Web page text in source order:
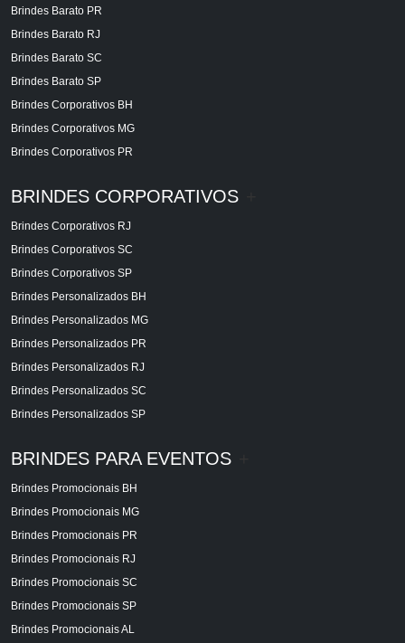
Brindes Barato PR
Brindes Barato RJ
Brindes Barato SC
Brindes Barato SP
Brindes Corporativos BH
Brindes Corporativos MG
Brindes Corporativos PR
BRINDES CORPORATIVOS
Brindes Corporativos RJ
Brindes Corporativos SC
Brindes Corporativos SP
Brindes Personalizados BH
Brindes Personalizados MG
Brindes Personalizados PR
Brindes Personalizados RJ
Brindes Personalizados SC
Brindes Personalizados SP
BRINDES PARA EVENTOS
Brindes Promocionais BH
Brindes Promocionais MG
Brindes Promocionais PR
Brindes Promocionais RJ
Brindes Promocionais SC
Brindes Promocionais SP
Brindes Promocionais AL